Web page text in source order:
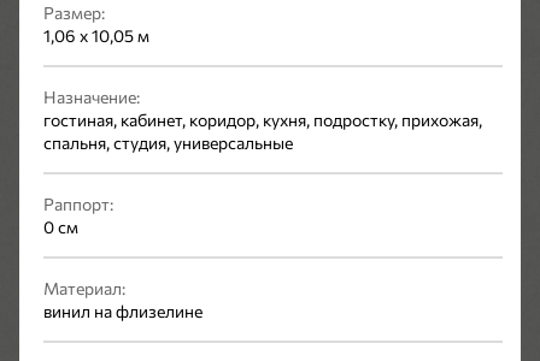
Размер:
1,06 x 10,05 м
Назначение:
гостиная, кабинет, коридор, кухня, подростку, прихожая,
спальня, студия, универсальные
Раппорт:
0 см
Материал:
винил на флизелине